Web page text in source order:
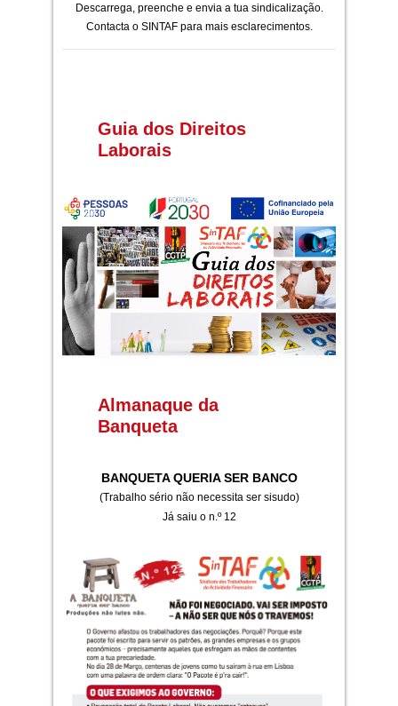
Descarrega, preenche e envia a tua sindicalização.
Contacta o SINTAF para mais esclarecimentos.
Guia dos Direitos
Laborais
Almanaque da
Banqueta
BANQUETA QUERIA SER BANCO
(Trabalho sério não necessita ser sisudo)
Já saiu o n.º 12